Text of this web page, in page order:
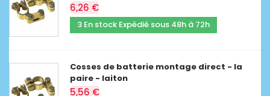
6,26 €
3 En stock Expédié sous 48h à 72h
Cosses de batterie montage direct - la
paire - laiton
5,56 €